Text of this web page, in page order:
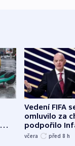
Vedení FIFA
omluvilo za
podpořilo
UEFA trvá na
včera před 8 h